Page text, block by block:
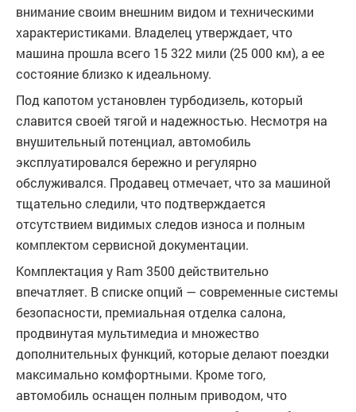
внимание своим внешним видом и техническими
характеристиками. Владелец утверждает, что
машина прошла всего 15 322 мили (25 000 км), а ее
состояние близко к идеальному.
Под капотом установлен турбодизель, который
славится своей тягой и надежностью. Несмотря на
внушительный потенциал, автомобиль
эксплуатировался бережно и регулярно
обслуживался. Продавец отмечает, что за машиной
тщательно следили, что подтверждается
отсутствием видимых следов износа и полным
комплектом сервисной документации.
Комплектация у Ram 3500 действительно
впечатляет. В списке опций — современные системы
безопасности, премиальная отделка салона,
продвинутая мультимедиа и множество
дополнительных функций, которые делают поездки
максимально комфортными. Кроме того,
автомобиль оснащен полным приводом, что